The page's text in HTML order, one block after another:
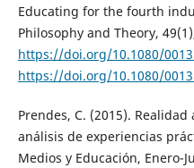
Educating for the fourth
Philosophy and Theory,
https://doi.org/10.1080/
https://doi.org/10.1080/
Prendes, C. (2015).
análisis de experiencias
Medios y Educación, Enero-